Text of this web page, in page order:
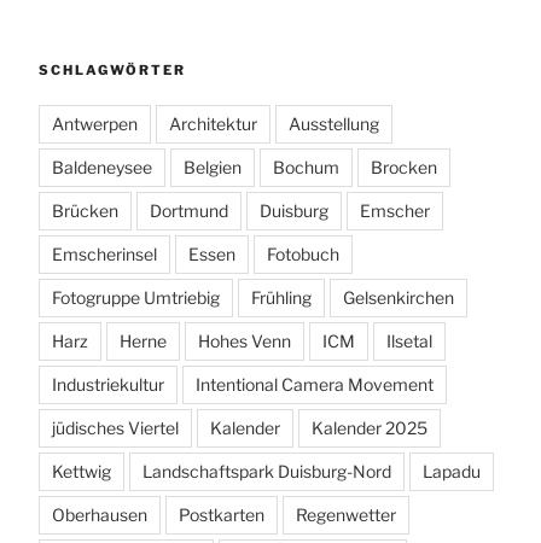
SCHLAGWÖRTER
Antwerpen Architektur Ausstellung
Baldeneysee Belgien Bochum Brocken
Brücken Dortmund Duisburg Emscher
Emscherinsel Essen Fotobuch
Fotogruppe Umtriebig Frühling Gelsenkirchen
Harz Herne Hohes Venn ICM Ilsetal
Industriekultur Intentional Camera Movement
jüdisches Viertel Kalender Kalender 2025
Kettwig Landschaftspark Duisburg-Nord Lapadu
Oberhausen Postkarten Regenwetter